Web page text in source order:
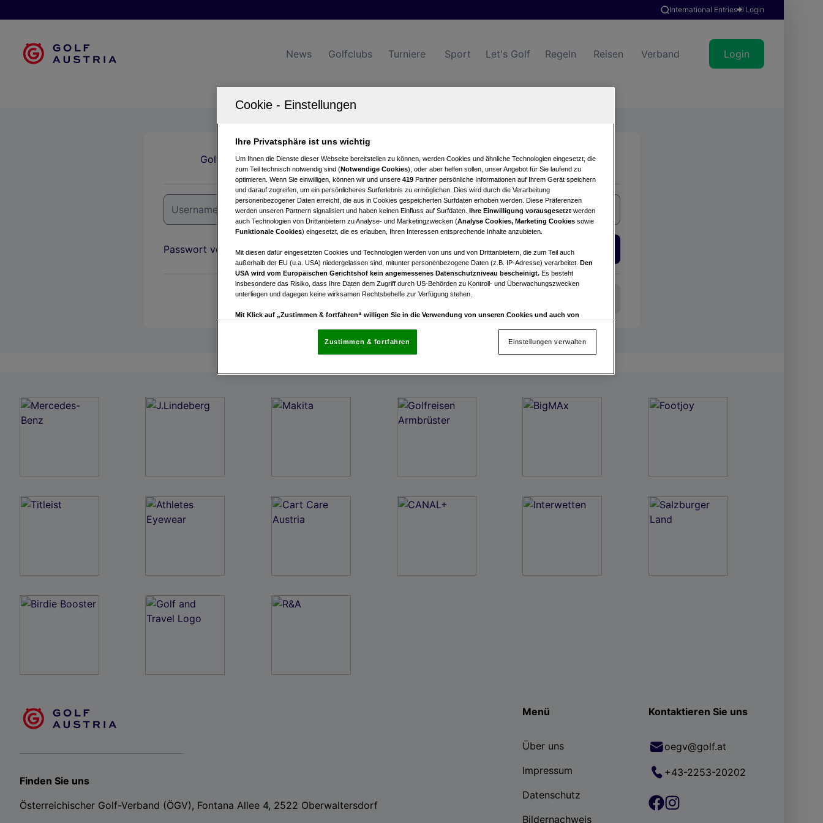
International Entries Login
News Golfclubs Turniere Sport Let's Golf Regeln Reisen Verband Login
Golfclubs Turniere Events Hotels Suche
Passwort vergessen?
Finden Sie uns
Österreichischer Golf-Verband (ÖGV), Fontana Allee 4, 2522 Oberwaltersdorf
Menü
Über uns
Impressum
Datenschutz
Bildernachweis
Kontaktieren Sie uns
oegv@golf.at
+43-2253-20202
Ihre Privatsphäre ist uns wichtig
Um Ihnen die Dienste dieser Webseite bereitstellen zu können, werden Cookies und ähnliche Technologien eingesetzt, die
zum Teil technisch notwendig sind (Notwendige Cookies), oder aber helfen sollen, unser Angebot für Sie laufend zu
optimieren. Wenn Sie einwilligen, können wir und unsere 419 Partner persönliche Informationen auf Ihrem Gerät speichern
und darauf zugreifen, um ein persönlicheres Surferlebnis zu ermöglichen. Dies wird durch die Verarbeitung
personenbezogener Daten erreicht, die aus in Cookies gespeicherten Surfdaten erhoben werden. Diese Präferenzen
werden unseren Partnern signalisiert und haben keinen Einfluss auf Surfdaten. Ihre Einwilligung vorausgesetzt werden
auch Technologien von Drittanbietern zu Analyse- und Marketingzwecken (Analyse Cookies, Marketing Cookies sowie
Funktionale Cookies) eingesetzt, die es erlauben, Ihren Interessen entsprechende Inhalte anzubieten.
Mit diesen dafür eingesetzten Cookies und Technologien werden von uns und von Drittanbietern, die zum Teil auch
außerhalb der EU (u.a. USA) niedergelassen sind, mitunter personenbezogene Daten (z.B. IP-Adresse) verarbeitet. Den
USA wird vom Europäischen Gerichtshof kein angemessenes Datenschutzniveau bescheinigt. Es besteht
insbesondere das Risiko, dass Ihre Daten dem Zugriff durch US-Behörden zu Kontroll- und Überwachungszwecken
unterliegen und dagegen keine wirksamen Rechtsbehelfe zur Verfügung stehen.
Mit Klick auf „Zustimmen & fortfahren“ willigen Sie in die Verwendung von unseren Cookies und auch von
Einstellungen“, die sich auf jeder Seite unten im Footer befinden.
Wir und unsere Partner verarbeiten Daten, um Folgendes bereitzustellen:
Einstellungen verwalten
Zustimmen & fortfahren